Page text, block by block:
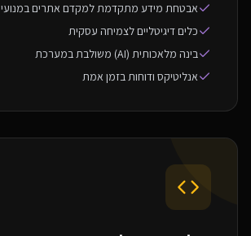
אבטחת מידע מתקדמת למקדם אתרים במנועי AI
כלים דיגיטליים לצמיחה עסקית
בינה מלאכותית (AI) משולבת במערכת
אנליטיקס ודוחות בזמן אמת